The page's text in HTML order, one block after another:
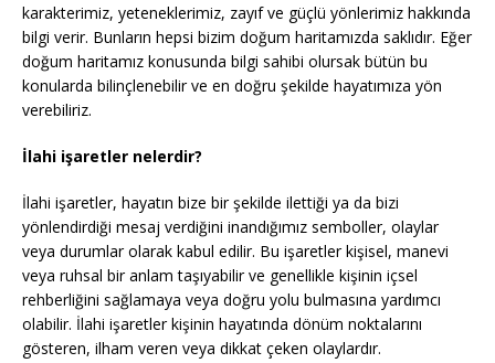
karakterimiz, yeteneklerimiz, zayıf ve güçlü yönlerimiz hakkında
bilgi verir. Bunların hepsi bizim doğum haritamızda saklıdır. Eğer
doğum haritamız konusunda bilgi sahibi olursak bütün bu
konularda bilinçlenebilir ve en doğru şekilde hayatımıza yön
verebiliriz.
İlahi işaretler nelerdir?
İlahi işaretler, hayatın bize bir şekilde ilettiği ya da bizi
yönlendirdiği mesaj verdiğini inandığımız semboller, olaylar
veya durumlar olarak kabul edilir. Bu işaretler kişisel, manevi
veya ruhsal bir anlam taşıyabilir ve genellikle kişinin içsel
rehberliğini sağlamaya veya doğru yolu bulmasına yardımcı
olabilir. İlahi işaretler kişinin hayatında dönüm noktalarını
gösteren, ilham veren veya dikkat çeken olaylardır.